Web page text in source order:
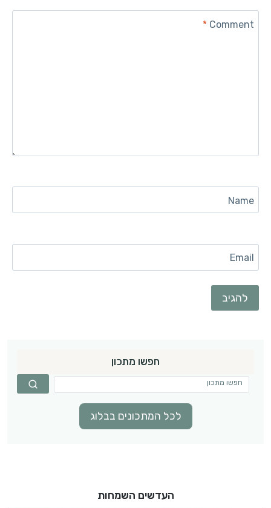
Comment
*
Name
Email
חפשו מתכון
לכל המתכונים בבלוג
העדשים השמחות